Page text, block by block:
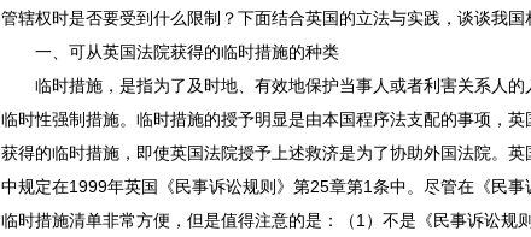
管辖权时是否要受到什么限制？下面结合英国的立法与实践，谈谈我
一、可从英国法院获得的临时措施的种类
临时措施，是指为了及时地、有效地保护当事人或者利害关系人的
临时性强制措施。临时措施的授予明显是由本国程序法支配的事项，
获得的临时措施，即使英国法院授予上述救济是为了协助外国法院。
中规定在1999年英国《民事诉讼规则》第25章第1条中。尽管在《民
临时措施清单非常方便，但是值得注意的是：（1）不是《民事诉讼规